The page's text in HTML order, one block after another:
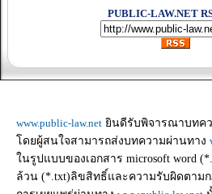
PUBLIC-LAW.NET
www.public-law.net ยินดีรับพิจารณาบทค
โดยผู้สนใจสามารถส่งบทความผ่านทาง
ในรูปแบบของเอกสาร microsoft word
ล้วน (*.txt)ลิขสิทธิ์และความรับผิดตาม